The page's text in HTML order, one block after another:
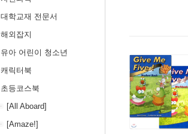
대학교재 전문서
해외잡지
유아 어린이 청소년
캐릭터북
초등코스북
[All Aboard]
[Amaze!]